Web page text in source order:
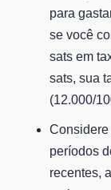
para
se você
sats em
sats, sua
(12.000/
períodos
recentes,